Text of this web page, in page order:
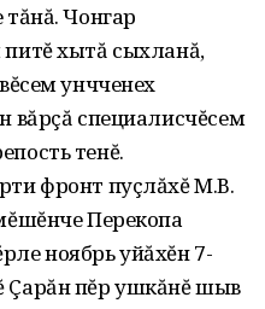
Чонгар
хытă сыхланă,
унчченех
вăрçă специалисчĕсем
тенĕ.
фронт пуçлăхĕ М.В.
Перекопа
ноябрь уйăхĕн 7-
пĕр ушкăнĕ шыв